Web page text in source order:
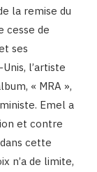
la remise du
cesse de
ses
l’artiste
« MRA »,
Emel a
et contre
cette
n’a de limite,